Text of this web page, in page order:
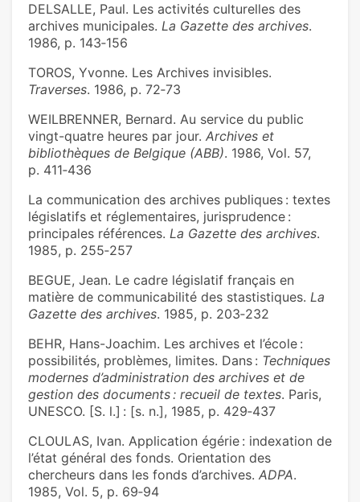
DELSALLE, Paul. Les activités culturelles des
archives municipales. La Gazette des archives.
1986, p. 143‑156
TOROS, Yvonne. Les Archives invisibles.
Traverses. 1986, p. 72‑73
WEILBRENNER, Bernard. Au service du public
vingt-quatre heures par jour. Archives et
bibliothèques de Belgique (ABB). 1986, Vol. 57,
p. 411‑436
La communication des archives publiques : textes
législatifs et réglementaires, jurisprudence :
principales références. La Gazette des archives.
1985, p. 255‑257
BEGUE, Jean. Le cadre législatif français en
matière de communicabilité des stastistiques. La
Gazette des archives. 1985, p. 203‑232
BEHR, Hans-Joachim. Les archives et l’école :
possibilités, problèmes, limites. Dans : Techniques
modernes d’administration des archives et de
gestion des documents : recueil de textes. Paris,
UNESCO. [S. l.] : [s. n.], 1985, p. 429‑437
CLOULAS, Ivan. Application égérie : indexation de
l’état général des fonds. Orientation des
chercheurs dans les fonds d’archives. ADPA.
1985, Vol. 5, p. 69‑94